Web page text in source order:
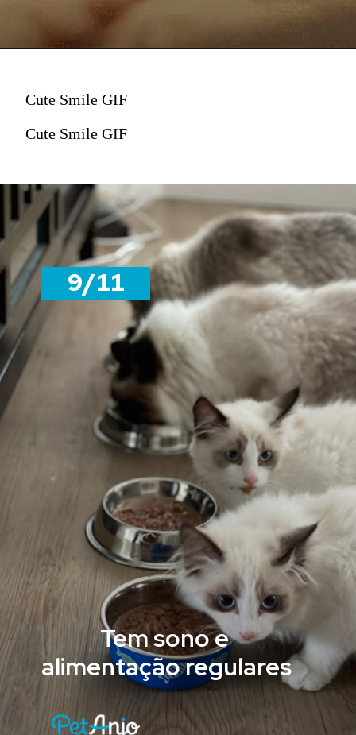
Cute Smile GIF
Cute Smile GIF
Tem sono e
alimentação regulares
9/11